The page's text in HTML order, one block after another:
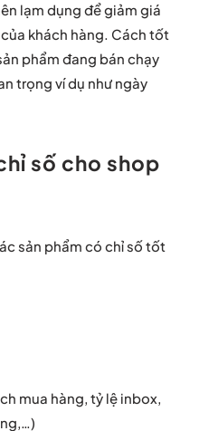
lạm dụng để giảm giá
khách hàng. Cách tốt
phẩm đang bán chạy
trọng ví dụ như ngày
số cho shop
sản phẩm có chỉ số tốt
mua hàng, tỷ lệ inbox,